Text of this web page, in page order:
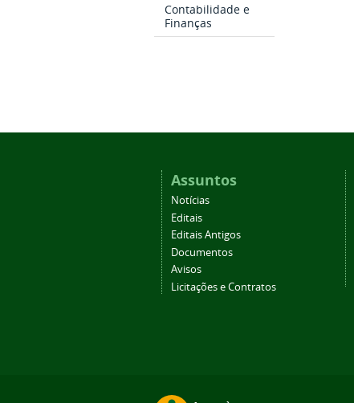
Contabilidade e
Finanças
Assuntos
Notícias
Editais
Editais Antigos
Documentos
Avisos
Licitações e Contratos